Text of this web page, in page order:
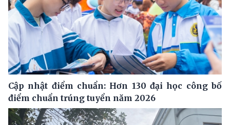
Cập nhật điểm chuẩn: Hơn 130 đại học công bố
điểm chuẩn trúng tuyển năm 2026